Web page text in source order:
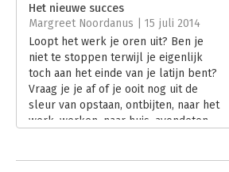
In dit zeer persoonlijke boek vertelt
haar eigen uitdagingen met het plannen
op het gebied van haar carrière en haar
schakelen tussen deadlines en
omstandigheden die uiteindelijk leidden
haar 'aha-moment'.
De nieuwste baanbrekende
enorm positieve effecten zien van
Verschijningsdatum:
7-4-2014
Hoofdrubriek: Persoonlijke
Het nieuwe succes
Margreet Noordanus | 15 juli 2014
Loopt het werk je oren uit? Ben je
niet te stoppen terwijl je eigenlijk
toch aan het einde van je latijn bent?
Vraag je je af of je ooit nog uit de
sleur van opstaan, ontbijten, naar het
werk, werken, naar huis, avondeten,